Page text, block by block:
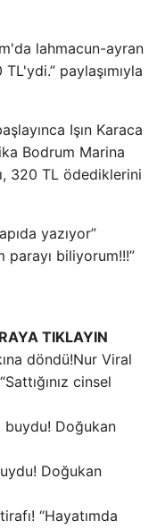
lahmacun-ayran
paylaşımıyla
Işın Karaca
Bodrum Marina
320 TL ödediklerini
yazıyor”
parayı biliyorum!!!”
TIKLAYIN
Nur Viral
cinsel
Doğukan
“Hayatımda